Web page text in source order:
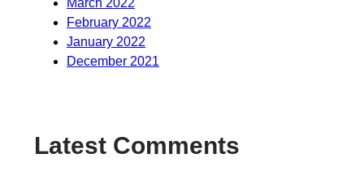
February 2022
January 2022
December 2021
Latest Comments